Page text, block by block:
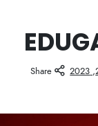
Share